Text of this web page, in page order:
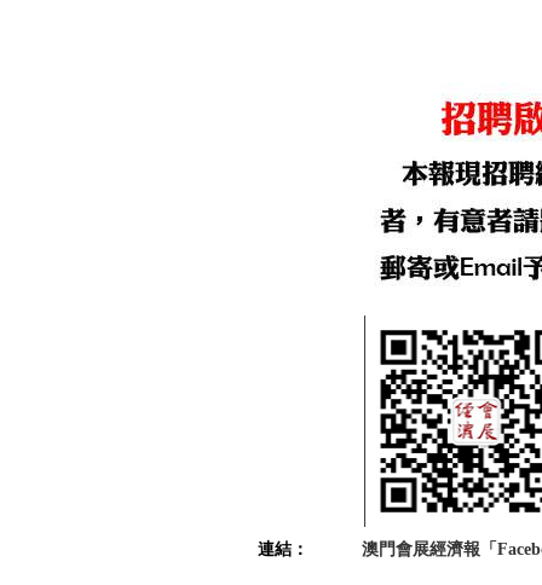
連結： 澳門會展經濟報「